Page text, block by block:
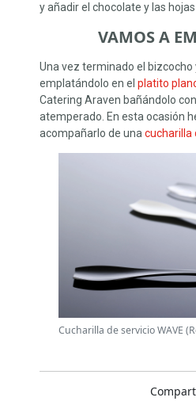
y añadir el chocolate y las
VAMOS A
Una vez terminado el
emplatándolo en el platito
Catering Araven bañándolo
atemperado. En esta ocasión
acompañarlo de una cucharilla
Cucharilla de servicio WAVE